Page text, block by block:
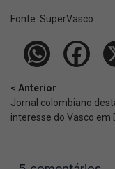
Fonte: SuperVasco‎‎‎‎‎‎
< Anterior
Jornal colombiano
interesse do Vasco em